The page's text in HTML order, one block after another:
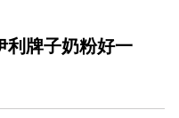
利牌子奶粉好一